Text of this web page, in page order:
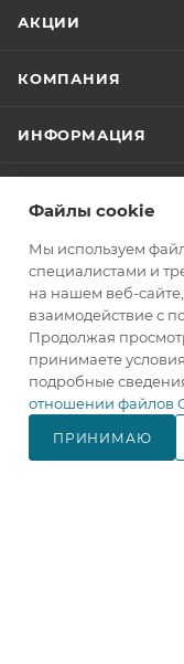
АКЦИИ
КОМПАНИЯ
ИНФОРМАЦИЯ
(МЦК
Файлы cookie
Мы используем
специалистами и
на нашем веб-
взаимодействие с
Продолжая
принимаете
подробные
отношении файлов
ПРИНИМАЮ